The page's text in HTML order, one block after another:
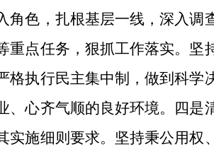
色，扎根基层一线，深入调
点任务，狠抓工作落实。坚
执行民主集中制，做到科学
心齐气顺的良好环境。四是
施细则要求。坚持秉公用权